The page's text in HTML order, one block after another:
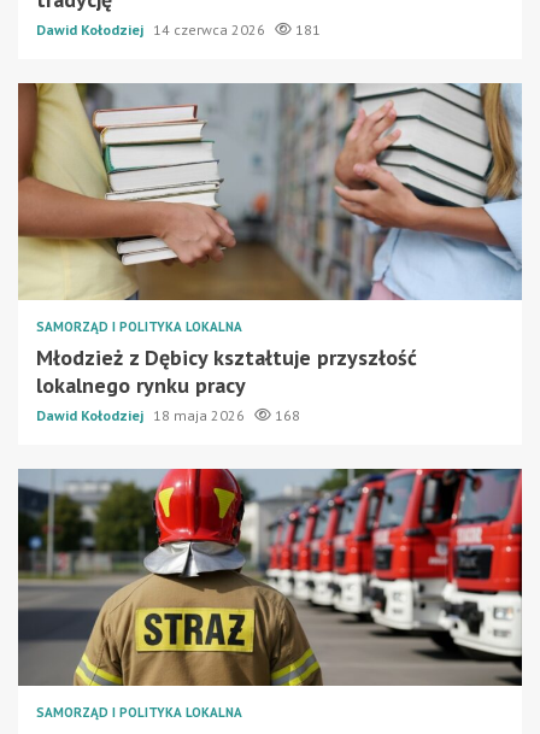
Dawid Kołodziej 14 czerwca 2026 181
SAMORZĄD I POLITYKA LOKALNA
Młodzież z Dębicy kształtuje przyszłość
lokalnego rynku pracy
Dawid Kołodziej 18 maja 2026 168
SAMORZĄD I POLITYKA LOKALNA